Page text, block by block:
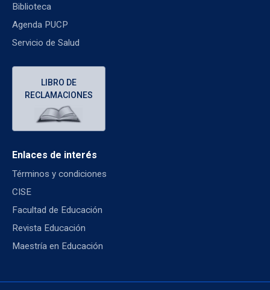
Biblioteca
Agenda PUCP
Servicio de Salud
LIBRO DE
RECLAMACIONES
Enlaces de interés
Términos y condiciones
CISE
Facultad de Educación
Revista Educación
Maestría en Educación